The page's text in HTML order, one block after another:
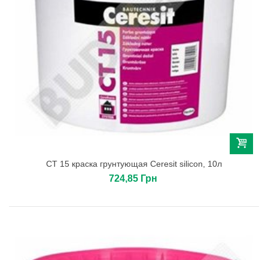
СТ 15 краска грунтующая Ceresit silicon, 10л
724,85 Грн